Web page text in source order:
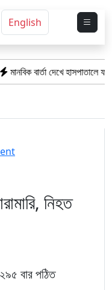
English
বার্তা দেখে হাসপাতালে ফখরুল
নিহত
২৯৫ বার পঠিত